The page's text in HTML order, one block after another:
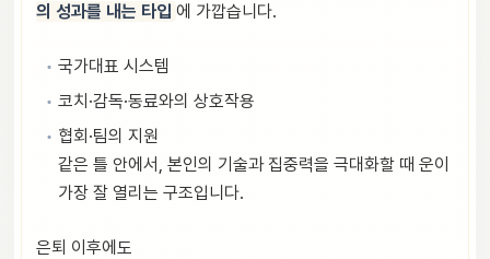
의 성과를 내는 타입 에 가깝습니다.
국가대표 시스템
코치·감독·동료와의 상호작용
협회·팀의 지원
같은 틀 안에서, 본인의 기술과 집중력을 극대화할 때 운이
가장 잘 열리는 구조입니다.
은퇴 이후에도